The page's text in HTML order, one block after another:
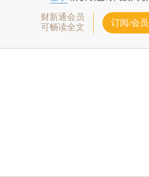
财新通会员
可畅读全文
订阅/会